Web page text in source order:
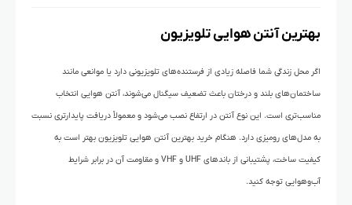
بهترین آنتن هوایی تلویزیون
اگر محل زندگی شما فاصله زیادی از فرستنده‌های تلویزیونی دارد یا موانعی مانند
ساختمان‌های بلند و درختان باعث تضعیف سیگنال می‌شوند، آنتن هوایی انتخاب
مناسب‌تری است. این نوع آنتن در ارتفاع نصب می‌شود و معمولاً دریافت پایدارتری نسبت
به مدل‌های رومیزی دارد. هنگام خرید بهترین آنتن هوایی تلویزیون بهتر است به
کیفیت ساخت، پشتیبانی از باندهای UHF و VHF و مقاومت آن در برابر شرایط
آب‌وهوایی توجه کنید.